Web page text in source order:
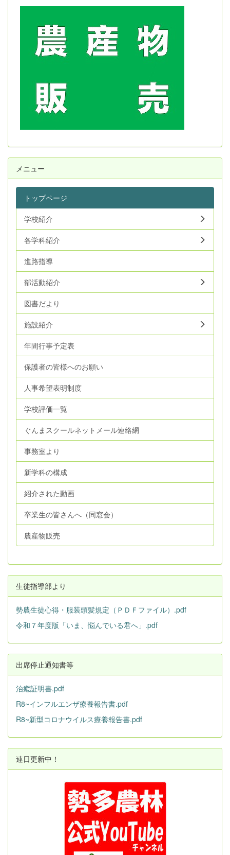
メニュー
トップページ
学校紹介
各学科紹介
進路指導
部活動紹介
図書だより
施設紹介
年間行事予定表
保護者の皆様へのお願い
人事希望表明制度
学校評価一覧
ぐんまスクールネットメール連絡網
事務室より
新学科の構成
紹介された動画
卒業生の皆さんへ（同窓会）
農産物販売
生徒指導部より
勢農生徒心得・服装頭髪規定（ＰＤＦファイル）.pdf
令和７年度版「いま、悩んでいる君へ」.pdf
出席停止通知書等
治癒証明書.pdf
R8~インフルエンザ療養報告書.pdf
R8~新型コロナウイルス療養報告書.pdf
連日更新中！